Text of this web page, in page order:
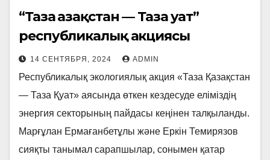
“Таза Қазақстан — Таза Қуат”
республикалық акциясы
14 СЕНТЯБРЯ, 2024 ADMIN
Республикалық экологиялық акция «Таза Қазақстан
— Таза Қуат» аясында өткен кездесуде еліміздің
энергия секторының пайдасы кеңінен талқыланды.
Марғұлан Ермағанбетұлы және Еркін Темирязов
сияқты танымал сарапшылар, сонымен қатар